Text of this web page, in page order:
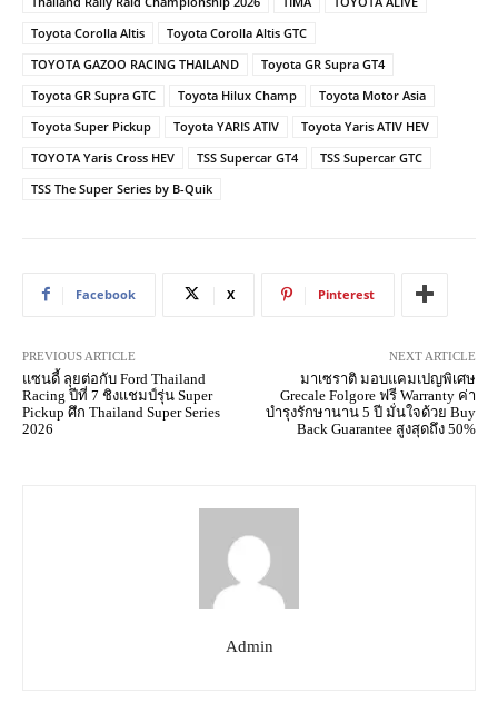
Toyota Corolla Altis
Toyota Corolla Altis GTC
TOYOTA GAZOO RACING THAILAND
Toyota GR Supra GT4
Toyota GR Supra GTC
Toyota Hilux Champ
Toyota Motor Asia
Toyota Super Pickup
Toyota YARIS ATIV
Toyota Yaris ATIV HEV
TOYOTA Yaris Cross HEV
TSS Supercar GT4
TSS Supercar GTC
TSS The Super Series by B-Quik
Facebook X Pinterest
PREVIOUS ARTICLE
แซนดี้ ลุยต่อกับ Ford Thailand
Racing ปีที่ 7 ชิงแชมป์รุ่น Super
Pickup ศึก Thailand Super Series
2026
NEXT ARTICLE
มาเซราติ มอบแคมเปญพิเศษ
Grecale Folgore ฟรี Warranty ค่า
บำรุงรักษานาน 5 ปี มั่นใจด้วย Buy
Back Guarantee สูงสุดถึง 50%
Admin